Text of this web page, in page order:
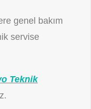
genel bakım
servise
Teknik